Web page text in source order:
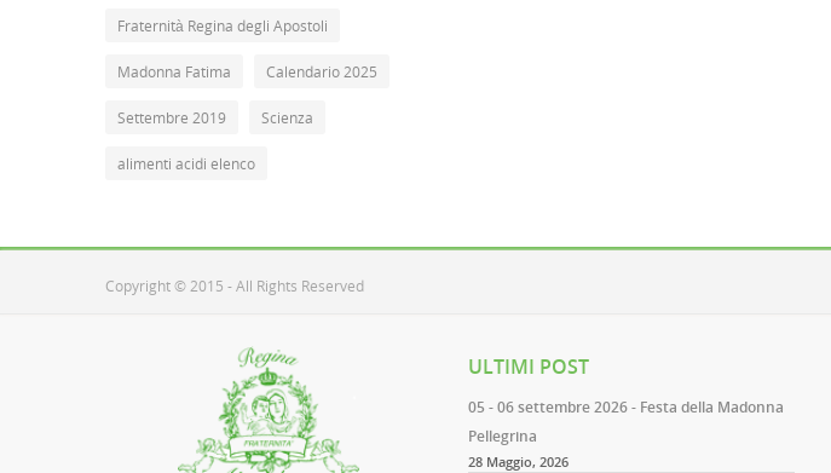
Fraternità Regina degli Apostoli
Madonna Fatima Calendario 2025
Settembre 2019 Scienza
alimenti acidi elenco
Copyright © 2015 - All Rights Reserved
ULTIMI POST
05 - 06 settembre 2026 - Festa della Madonna
Pellegrina
28 Maggio, 2026